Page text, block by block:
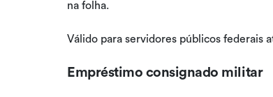
na folha.
Válido para servidores públicos federais
Empréstimo consignado militar